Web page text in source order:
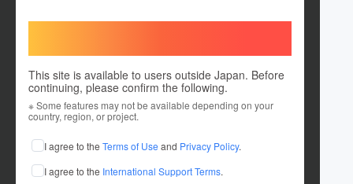
This site is available to users outside Japan. Before
continuing, please confirm the following.
※ Some features may not be available depending on your
country, region, or project.
I agree to the Terms of Use and Privacy Policy.
I agree to the International Support Terms.
websitecreate
これまでに4件のプロジェクトを投稿しています
在住国：未設定